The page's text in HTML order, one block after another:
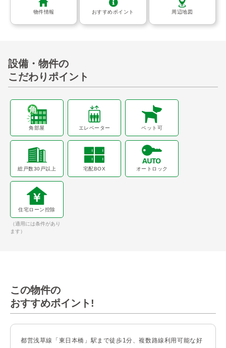
物件情報 おすすめポイント 周辺地図
設備・物件の
こだわりポイント
角部屋 エレベーター ペット可
総戸数30戸以上 宅配BOX オートロック
住宅ローン控除
（適用には条件があり
ます）
この物件の
おすすめポイント!
都営浅草線「東日本橋」駅まで徒歩1分、複数路線利用可能な好